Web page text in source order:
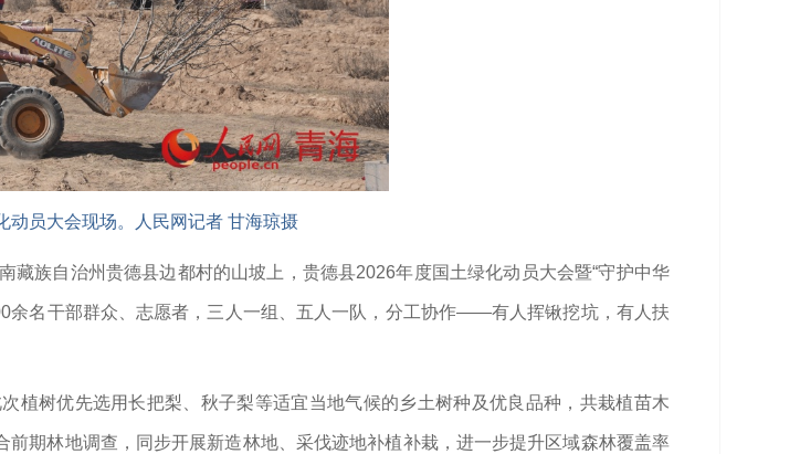
动员大会现场。人民网记者 甘海琼摄
藏族自治州贵德县边都村的山坡上，贵德县2026年度国土绿化动员大会暨“守护中华
余名干部群众、志愿者，三人一组、五人一队，分工协作——有人挥锹挖坑，有人扶
植树优先选用长把梨、秋子梨等适宜当地气候的乡土树种及优良品种，共栽植苗木
期林地调查，同步开展新造林地、采伐迹地补植补栽，进一步提升区域森林覆盖率